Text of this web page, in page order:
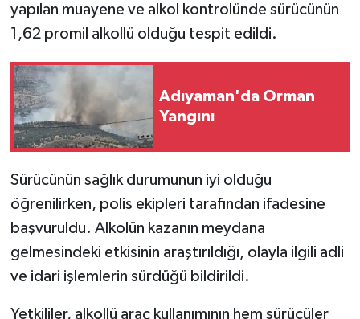
yapılan muayene ve alkol kontrolünde sürücünün
1,62 promil alkollü olduğu tespit edildi.
Adıyaman'da Orman
Yangını
Sürücünün sağlık durumunun iyi olduğu
öğrenilirken, polis ekipleri tarafından ifadesine
başvuruldu. Alkolün kazanın meydana
gelmesindeki etkisinin araştırıldığı, olayla ilgili adli
ve idari işlemlerin sürdüğü bildirildi.
Yetkililer, alkollü araç kullanımının hem sürücüler